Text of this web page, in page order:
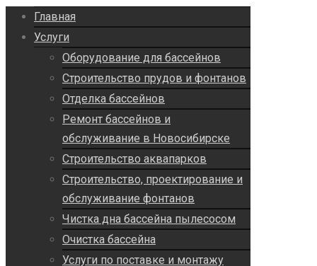
Главная
Услуги
Оборудование для бассейнов
Строительство прудов и фонтанов
Отделка бассейнов
Ремонт бассейнов и
обслуживание в Новосибирске
Строительство аквапарков
Строительство, проектирование и
обслуживание фонтанов
Чистка дна бассейна пылесосом
Очистка бассейна
Услуги по поставке и монтажу